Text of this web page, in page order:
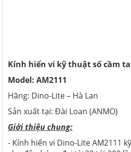
Kính hiển vi kỹ thuật số cầm
Model: AM2111
Hãng: Dino-Lite – Hà Lan
Sản xuất tại: Đài Loan (ANMO)
Giới thiệu chung:
- Kính hiển vi Dino-Lite AM2111